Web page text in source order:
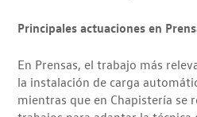
Principales actuaciones en
En Prensas, el trabajo más
la instalación de carga
mientras que en Chapistería se